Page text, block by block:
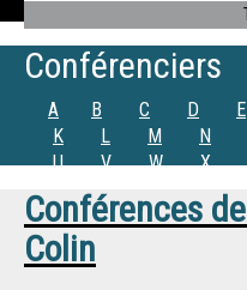
Conférenciers
A B C D E
K
L M N
U
V W X
Conférences de
Colin